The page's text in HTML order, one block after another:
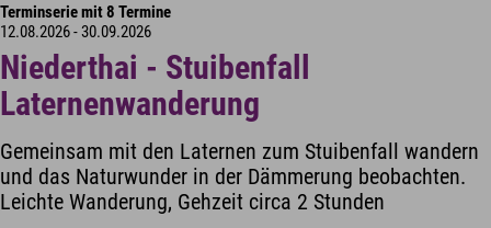
Terminserie mit 8 Termine
12.08.2026 - 30.09.2026
Niederthai - Stuibenfall
Laternenwanderung
Gemeinsam mit den Laternen zum Stuibenfall wandern
und das Naturwunder in der Dämmerung beobachten.
Leichte Wanderung, Gehzeit circa 2 Stunden